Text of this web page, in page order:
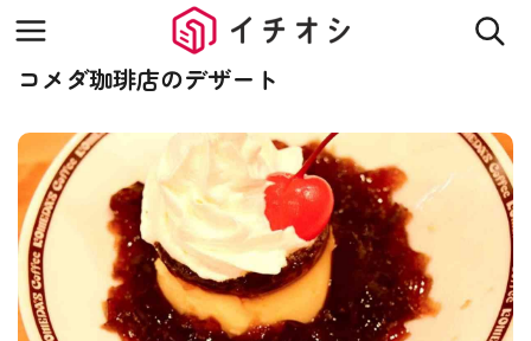
コメダ珈琲店のデザート